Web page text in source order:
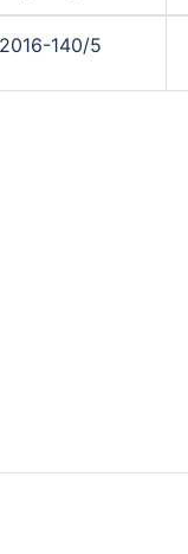
2016-140/5